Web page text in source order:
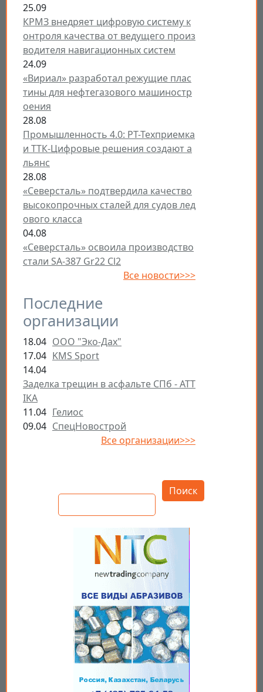
25.09
КРМЗ внедряет цифровую систему к
онтроля качества от ведущего произ
водителя навигационных систем
24.09
«Вириал» разработал режущие плас
тины для нефтегазового машиностр
оения
28.08
Промышленность 4.0: РТ-Техприемка
и ТТК-Цифровые решения создают а
льянс
28.08
«Северсталь» подтвердила качество
высокопрочных сталей для судов лед
ового класса
04.08
«Северсталь» освоила производство
стали SA-387 Gr22 Cl2
Все новости>>>
Последние
организации
18.04 ООО "Эко-Дах"
17.04 KMS Sport
14.04
Заделка трещин в асфальте СПб - ATT
IKA
11.04 Гелиос
09.04 СпецНовострой
Все организации>>>